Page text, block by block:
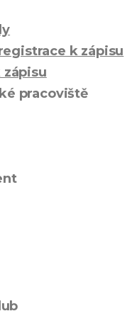
k zápisu
pracoviště